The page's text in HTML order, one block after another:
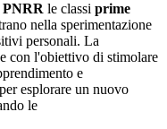
PNRR le classi prime
nella sperimentazione
personali. La
con l'obiettivo di stimolare
e
esplorare un nuovo
le